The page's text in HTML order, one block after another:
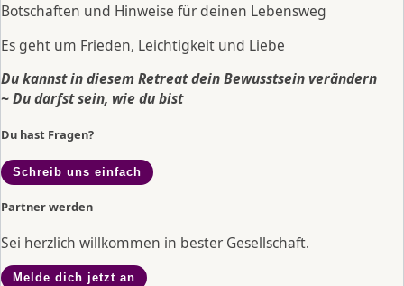
Botschaften und Hinweise für deinen Lebensweg
Es geht um Frieden, Leichtigkeit und Liebe
Du kannst in diesem Retreat dein Bewusstsein verändern
~Du darfst sein, wie du bist
Du hast Fragen?
Schreib uns einfach
Partner werden
Sei herzlich willkommen in bester Gesellschaft.
Melde dich jetzt an